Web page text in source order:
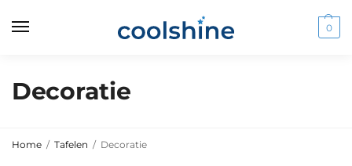
0
Decoratie
Home / Tafelen / Decoratie